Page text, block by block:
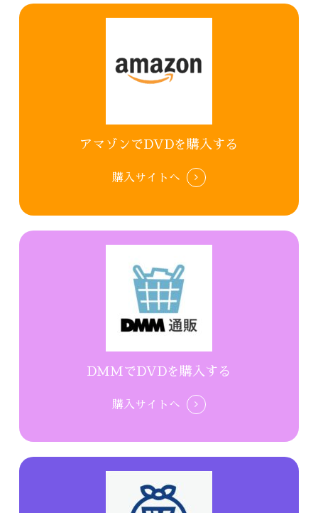
アマゾンでDVDを購入する
購入サイトへ
DMMでDVDを購入する
購入サイトへ